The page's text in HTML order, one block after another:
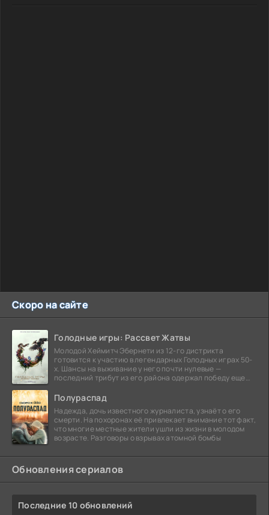
Скоро на сайте
Голодные игры: Рассвет Жатвы
Молодой Хеймитч Эбернети из 12-го дистрикта
готовится к участию в легендарных Голодных играх 50-
х. Шансы на выживание у него почти нулевые —
последний трибут из его района одержал победу еще
Полураспад
Надежда, дочь известного журналиста, узнаёт о его
смерти. На похоронах её привлекает внимание тот факт,
что многие местные жители ушли из жизни в молодом
возрасте. Разговоры о взрывах атомной бомбы
Обновления сериалов
Последние 10 обновлений